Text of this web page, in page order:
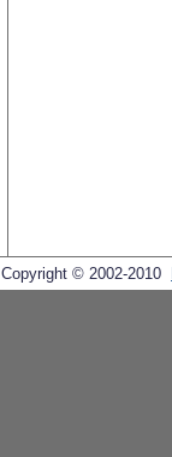
Copyright © 2002-2010